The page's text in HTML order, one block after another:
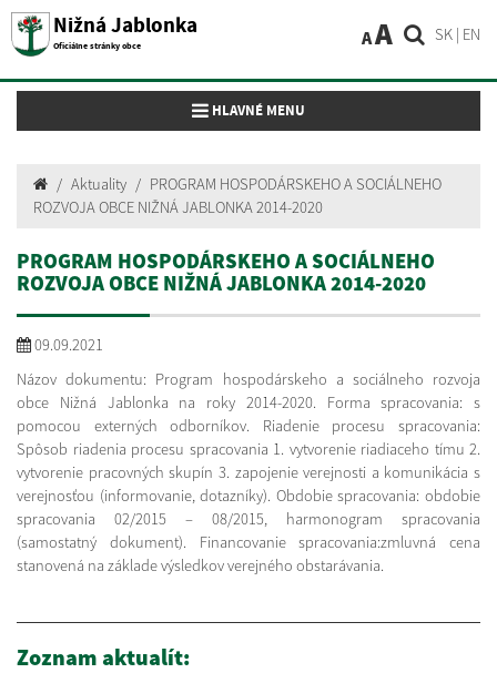
Nižná Jablonka
Oficiálne stránky obce
SK | EN
AA
Toggle navigation
HLAVNÉ MENU
Aktuality
PROGRAM HOSPODÁRSKEHO A SOCIÁLNEHO
ROZVOJA OBCE NIŽNÁ JABLONKA 2014-2020
PROGRAM HOSPODÁRSKEHO A SOCIÁLNEHO
ROZVOJA OBCE NIŽNÁ JABLONKA 2014-2020
09.09.2021
Názov dokumentu: Program hospodárskeho a sociálneho rozvoja
obce Nižná Jablonka na roky 2014-2020. Forma spracovania: s
pomocou externých odborníkov. Riadenie procesu spracovania:
Spôsob riadenia procesu spracovania 1. vytvorenie riadiaceho tímu 2.
vytvorenie pracovných skupín 3. zapojenie verejnosti a komunikácia s
verejnosťou (informovanie, dotazníky). Obdobie spracovania: obdobie
spracovania 02/2015 – 08/2015, harmonogram spracovania
(samostatný dokument). Financovanie spracovania:zmluvná cena
stanovená na základe výsledkov verejného obstarávania.
Zoznam aktualít: